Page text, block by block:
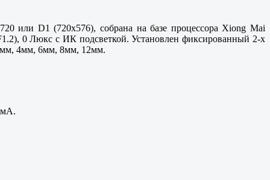
или D1 (720x576), собрана на базе процессора Xiong Mai
0 Люкс с ИК подсветкой. Установлен фиксированный 2-х
4мм, 6мм, 8мм, 12мм.